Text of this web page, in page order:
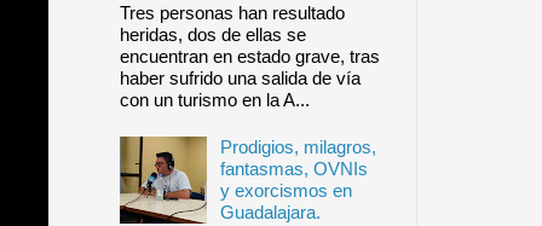
Tres personas han resultado
heridas, dos de ellas se
encuentran en estado grave, tras
haber sufrido una salida de vía
con un turismo en la A...
Prodigios, milagros,
fantasmas, OVNIs
y exorcismos en
Guadalajara.